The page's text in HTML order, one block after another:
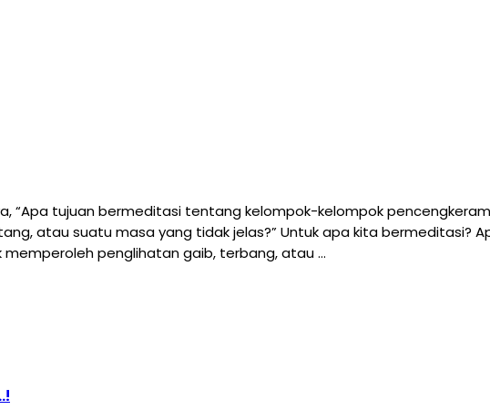
“Apa tujuan bermeditasi tentang kelompok-kelompok
atau suatu masa yang tidak jelas?” Untuk apa kita bermeditasi?
penglihatan gaib, terbang, atau …